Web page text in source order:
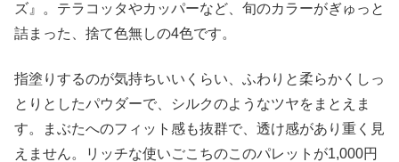
ズ』。テラコッタやカッパーなど、旬のカラーがぎゅっと
詰まった、捨て色無しの4色です。
指塗りするのが気持ちいいくらい、ふわりと柔らかくしっ
とりとしたパウダーで、シルクのようなツヤをまとえま
す。まぶたへのフィット感も抜群で、透け感があり重く見
えません。リッチな使いごこちのこのパレットが1,000円